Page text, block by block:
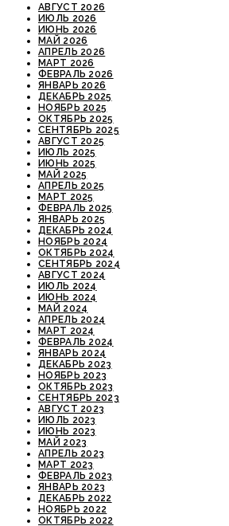
АВГУСТ 2026
ИЮЛЬ 2026
ИЮНЬ 2026
МАЙ 2026
АПРЕЛЬ 2026
МАРТ 2026
ФЕВРАЛЬ 2026
ЯНВАРЬ 2026
ДЕКАБРЬ 2025
НОЯБРЬ 2025
ОКТЯБРЬ 2025
СЕНТЯБРЬ 2025
АВГУСТ 2025
ИЮЛЬ 2025
ИЮНЬ 2025
МАЙ 2025
АПРЕЛЬ 2025
МАРТ 2025
ФЕВРАЛЬ 2025
ЯНВАРЬ 2025
ДЕКАБРЬ 2024
НОЯБРЬ 2024
ОКТЯБРЬ 2024
СЕНТЯБРЬ 2024
АВГУСТ 2024
ИЮЛЬ 2024
ИЮНЬ 2024
МАЙ 2024
АПРЕЛЬ 2024
МАРТ 2024
ФЕВРАЛЬ 2024
ЯНВАРЬ 2024
ДЕКАБРЬ 2023
НОЯБРЬ 2023
ОКТЯБРЬ 2023
СЕНТЯБРЬ 2023
АВГУСТ 2023
ИЮЛЬ 2023
ИЮНЬ 2023
МАЙ 2023
АПРЕЛЬ 2023
МАРТ 2023
ФЕВРАЛЬ 2023
ЯНВАРЬ 2023
ДЕКАБРЬ 2022
НОЯБРЬ 2022
ОКТЯБРЬ 2022